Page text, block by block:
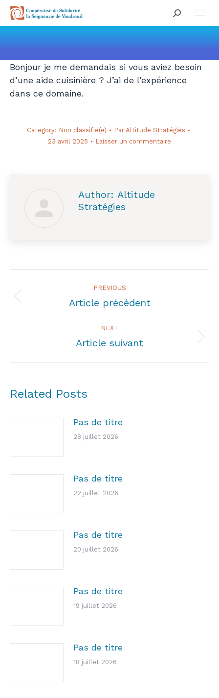
Search:
Vous êtes ici :
Bonjour je me demandais si vous aviez besoin
d’une aide cuisinière ? J’ai de l’expérience
dans ce domaine.
Category: Non classifié(e) Par Altitude Stratégies
23 avril 2025
Laisser un commentaire
Author: Altitude
Stratégies
navigation
PREVIOUS
Previous
Article précédent
NEXT
Next
Article suivant
Related Posts
Pas de titre
28 juillet 2026
Pas de titre
22 juillet 2026
Pas de titre
20 juillet 2026
Pas de titre
19 juillet 2026
Pas de titre
18 juillet 2026